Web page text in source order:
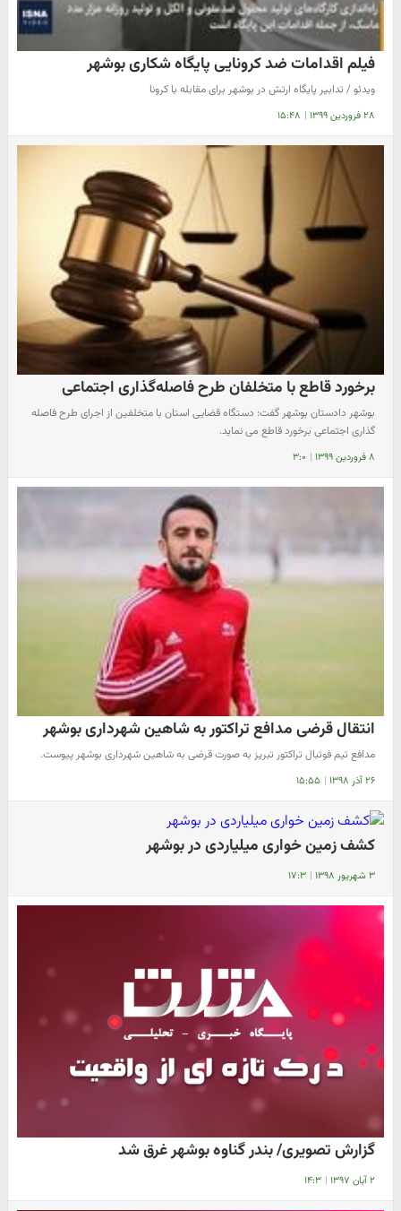
فیلم اقدامات ضد کرونایی پایگاه شکاری بوشهر
ویدئو / تدابیر پایگاه ارتش در بوشهر برای مقابله با کرونا
۲۸ فروردین ۱۳۹۹ | ۱۵:۴۸
برخورد قاطع با متخلفان طرح فاصله‌گذاری اجتماعی
بوشهر دادستان بوشهر گفت: دستگاه قضایی استان با متخلفین از اجرای طرح فاصله
گذاری اجتماعی برخورد قاطع می نماید.
۸ فروردین ۱۳۹۹ | ۳:۰
انتقال قرضی مدافع تراکتور به شاهین شهرداری بوشهر
مدافع تیم فوتبال تراکتور تبریز به صورت قرضی به شاهین شهرداری بوشهر پیوست.
۲۶ آذر ۱۳۹۸ | ۱۵:۵۵
کشف زمین خواری میلیاردی در بوشهر
۳ شهریور ۱۳۹۸ | ۱۷:۳
گزارش تصویری/ بندر گناوه بوشهر غرق شد
۲ آبان ۱۳۹۷ | ۱۴:۳